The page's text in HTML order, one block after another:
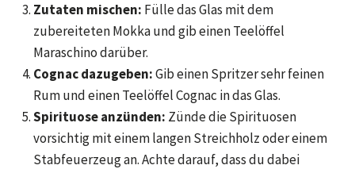
Zutaten mischen: Fülle das Glas mit dem
zubereiteten Mokka und gib einen Teelöffel
Maraschino darüber.
Cognac dazugeben:Gib einen Spritzer sehr feinen
Rum und einen Teelöffel Cognac in das Glas.
Spirituose anzünden: Zünde die Spirituosen
vorsichtig mit einem langen Streichholz oder einem
Stabfeuerzeug an. Achte darauf, dass du dabei